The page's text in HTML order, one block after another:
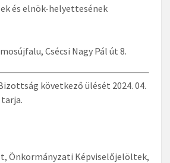
és elnök-helyettesének
Csécsi Nagy Pál út 8.
következő ülését 2024. 04.
tarja.
Önkormányzati Képviselőjelöltek,